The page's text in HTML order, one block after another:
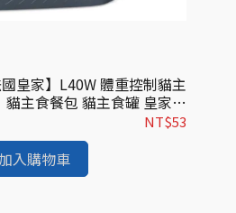
國皇家】L40W 體重控制貓主
主食餐包 貓主食罐 皇家貓
濕糧｜歐洲進口
NT$53
入購物車